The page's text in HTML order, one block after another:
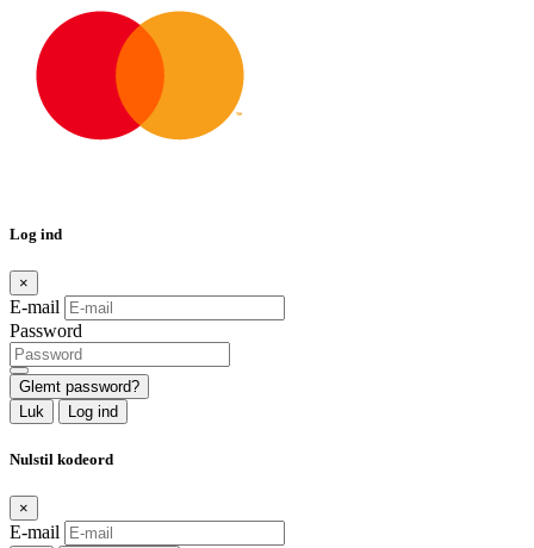
Log ind
×
E-mail
Password
Glemt password?
Luk
Log ind
Nulstil kodeord
×
E-mail